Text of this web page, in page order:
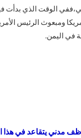
الوقت الذي
ومبعوث الرئيس
في اليمن.